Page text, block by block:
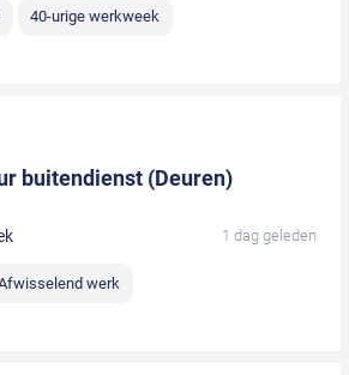
40-urige werkweek
buitendienst (Deuren)
1 dag geleden
werk